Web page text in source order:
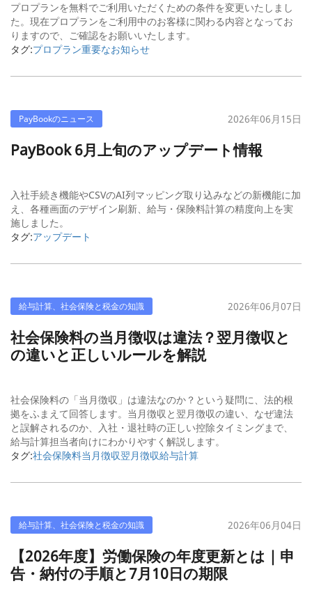
プロプランを無料でご利用いただくための条件を変更いたしまし
た。現在プロプランをご利用中のお客様に関わる内容となってお
りますので、ご確認をお願いいたします。
タグ:プロプラン重要なお知らせ
PayBookのニュース 2026年06月15日
PayBook 6月上旬のアップデート情報
入社手続き機能やCSVのAI列マッピング取り込みなどの新機能に加
え、各種画面のデザイン刷新、給与・保険料計算の精度向上を実
施しました。
タグ:アップデート
給与計算、社会保険と税金の知識 2026年06月07日
社会保険料の当月徴収は違法？翌月徴収と
の違いと正しいルールを解説
社会保険料の「当月徴収」は違法なのか？という疑問に、法的根
拠をふまえて回答します。当月徴収と翌月徴収の違い、なぜ違法
と誤解されるのか、入社・退社時の正しい控除タイミングまで、
給与計算担当者向けにわかりやすく解説します。
タグ:社会保険料当月徴収翌月徴収給与計算
給与計算、社会保険と税金の知識 2026年06月04日
【2026年度】労働保険の年度更新とは｜申
告・納付の手順と7月10日の期限